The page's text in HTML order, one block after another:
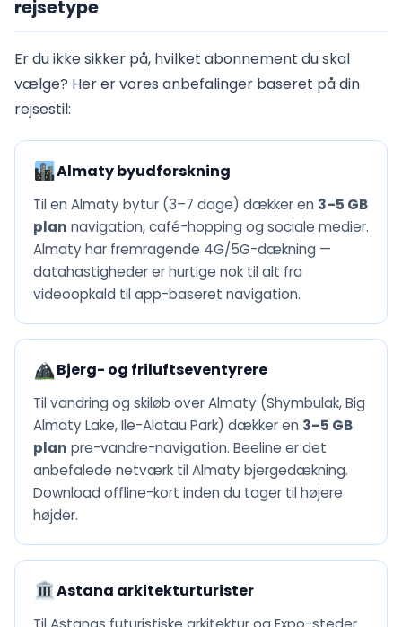
rejsetype
Er du ikke sikker på, hvilket abonnement du skal
vælge? Her er vores anbefalinger baseret på din
rejsestil:
Almaty byudforskning
Til en Almaty bytur (3–7 dage) dækker en 3–5 GB
plan navigation, café-hopping og sociale medier.
Almaty har fremragende 4G/5G-dækning —
datahastigheder er hurtige nok til alt fra
videoopkald til app-baseret navigation.
Bjerg- og friluftseventyrere
Til vandring og skiløb over Almaty (Shymbulak, Big
Almaty Lake, Ile-Alatau Park) dækker en 3–5 GB
plan pre-vandre-navigation. Beeline er det
anbefalede netværk til Almaty bjergedækning.
Download offline-kort inden du tager til højere
højder.
Astana arkitekturturister